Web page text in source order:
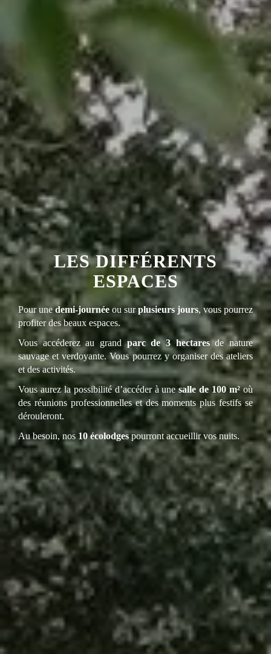
LES DIFFÉRENTS
ESPACES
Pour unedemi-journée ou surplusieurs jours, vous pourrez
profiter des beaux espaces.
Vous accéderez au grandparc de 3 hectaresde nature
sauvage et verdoyante. Vous pourrez y organiser des ateliers
et des activités.
Vous aurez la possibilité d’accéder à unesalle de 100 m²où
des réunions professionnelles et des moments plus festifs se
dérouleront.
Au besoin, nos 10 écolodgespourront accueillir vos nuits.